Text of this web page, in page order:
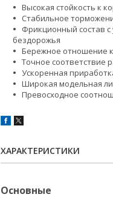
Высокая стойкость к
Стабильное
Фрикционный состав
бездорожья
Бережное отношение
Точное соответствие
Ускоренная
Широкая модельная
Превосходное
ХАРАКТЕРИСТИКИ
Основные